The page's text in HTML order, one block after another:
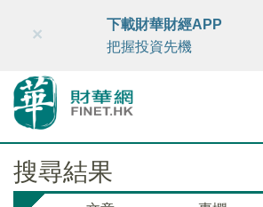
財華智庫網 FINTV FINMETA
×
下載財華財經APP
把握投資先機
搜尋結果